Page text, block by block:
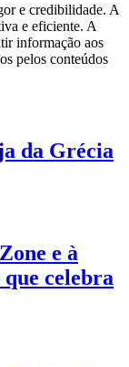
e credibilidade. A
e eficiente. A
informação aos
pelos conteúdos
da Grécia
e à
celebra